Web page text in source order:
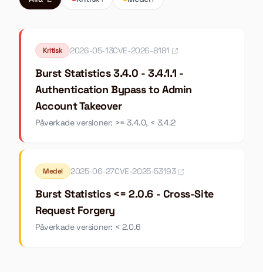
Kritisk 2026-05-13CVE-2026-8181
Burst Statistics 3.4.0 - 3.4.1.1 -
Authentication Bypass to Admin
Account Takeover
Påverkade versioner: >= 3.4.0, < 3.4.2
Medel 2025-06-27CVE-2025-53193
Burst Statistics <= 2.0.6 - Cross-Site
Request Forgery
Påverkade versioner: < 2.0.6